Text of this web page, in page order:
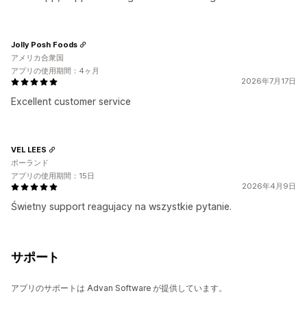
2026年7月17日
Excellent customer service
Jolly Posh Foods
アメリカ合衆国
アプリの使用期間：4ヶ月
2026年4月9日
Świetny support reagujacy na wszystkie pytanie.
VEL LEES
ポーランド
アプリの使用期間：15日
サポート
アプリのサポートは Advan Software が提供しています。